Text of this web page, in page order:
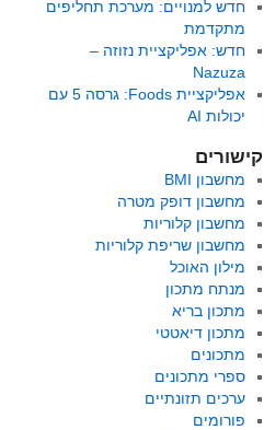
חדש למנויים: מערכת תחליפים
מתקדמת
חדש: אפליקציית נזוזה –
Nazuza
אפליקציית Foods: גרסה 5 עם
יכולות AI
קישורים
מחשבון BMI
מחשבון דופק מטרה
מחשבון קלוריות
מחשבון שריפת קלוריות
מילון האוכל
מנתח מתכון
מתכון בריא
מתכון דיאטטי
מתכונים
ספרי מתכונים
ערכים תזונתיים
פורומים